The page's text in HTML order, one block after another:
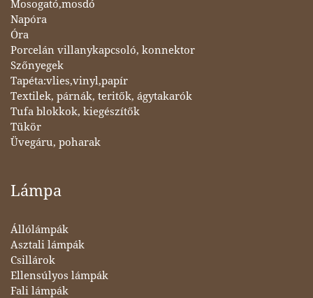
Mosogató,mosdó
Napóra
Óra
Porcelán villanykapcsoló, konnektor
Szőnyegek
Tapéta:vlies,vinyl,papír
Textilek, párnák, teritők, ágytakarók
Tufa blokkok, kiegészítők
Tükör
Üvegáru, poharak
Lámpa
Állólámpák
Asztali lámpák
Csillárok
Ellensúlyos lámpák
Fali lámpák